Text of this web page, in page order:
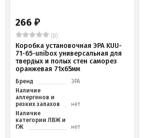
266 ₽
(0)
Коробка установочная ЭРА KUU-
71-65-unibox универсальная для
твердых и полых стен саморез
оранжевая 71х65мм
Бренд
ЭРА
Наличие
аллергенов и
резких запахов
нет
Наличие
категории ЛВЖ и
ГЖ
нет